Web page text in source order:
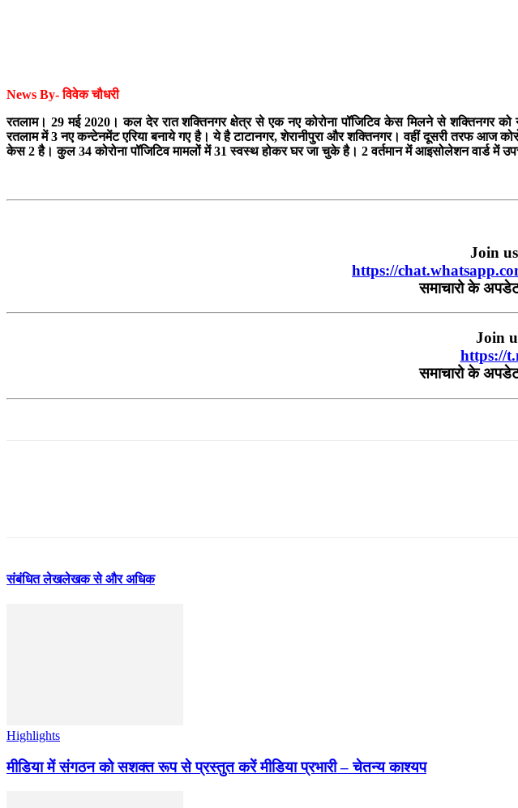
News By- विवेक चौधरी
रतलाम। 29 मई 2020। कल देर रात शक्तिनगर क्षेत्र से एक नए कोरोना पॉजिटिव केस मिलने से शक्तिनगर को
रतलाम में 3 नए कन्टेनमेंट एरिया बनाये गए है। ये है टाटानगर, शेरानीपुरा और शक्तिनगर। वहीं दूसरी तरफ आज
केस 2 है। कुल 34 कोरोना पॉजिटिव मामलों में 31 स्वस्थ होकर घर जा चुके है। 2 वर्तमान में आइसोलेशन वार्ड में
Join
https://
समाचारो के
Join
https://
समाचारोके
संबंधित लेखलेखक से और अधिक
Highlights
मीडिया में संगठन को सशक्त रूप से प्रस्तुत करें मीडिया प्रभारी – चेतन्य काश्यप